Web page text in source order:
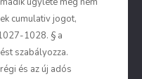
cumulativ jogot,
1028. § a
szabályozza.
és az új adós